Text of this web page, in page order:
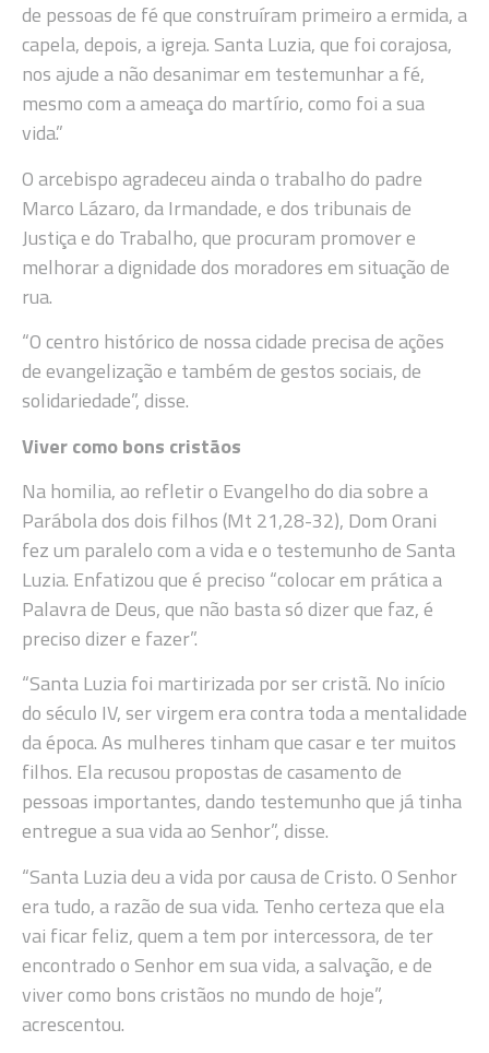
de pessoas de fé que construíram primeiro a ermida, a
capela, depois, a igreja. Santa Luzia, que foi corajosa,
nos ajude a não desanimar em testemunhar a fé,
mesmo com a ameaça do martírio, como foi a sua
vida.”
O arcebispo agradeceu ainda o trabalho do padre
Marco Lázaro, da Irmandade, e dos tribunais de
Justiça e do Trabalho, que procuram promover e
melhorar a dignidade dos moradores em situação de
rua.
“O centro histórico de nossa cidade precisa de ações
de evangelização e também de gestos sociais, de
solidariedade”, disse.
Viver como bons cristãos
Na homilia, ao refletir o Evangelho do dia sobre a
Parábola dos dois filhos (Mt 21,28-32), Dom Orani
fez um paralelo com a vida e o testemunho de Santa
Luzia. Enfatizou que é preciso “colocar em prática a
Palavra de Deus, que não basta só dizer que faz, é
preciso dizer e fazer”.
“Santa Luzia foi martirizada por ser cristã. No início
do século IV, ser virgem era contra toda a mentalidade
da época. As mulheres tinham que casar e ter muitos
filhos. Ela recusou propostas de casamento de
pessoas importantes, dando testemunho que já tinha
entregue a sua vida ao Senhor”, disse.
“Santa Luzia deu a vida por causa de Cristo. O Senhor
era tudo, a razão de sua vida. Tenho certeza que ela
vai ficar feliz, quem a tem por intercessora, de ter
encontrado o Senhor em sua vida, a salvação, e de
viver como bons cristãos no mundo de hoje”,
acrescentou.